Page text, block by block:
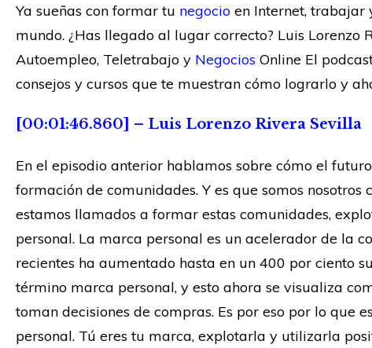
Ya sueñas con formar tu negocio en Internet, trabajar
mundo. ¿Has llegado al lugar correcto? Luis
Autoempleo, Teletrabajo y Negocios Online El
consejos y cursos que te muestran cómo lograrlo y
[00:01:46.860] – Luis Lorenzo Rivera Sevilla
En el episodio anterior hablamos sobre cómo el
formación de comunidades. Y es que somos
estamos llamados a formar estas comunidades,
personal. La marca personal es un acelerador de la
recientes ha aumentado hasta en un 400 por ciento
término marca personal, y esto ahora se visualiza
toman decisiones de compras. Es por eso por lo que
personal. Tú eres tu marca, explotarla y utilizarla